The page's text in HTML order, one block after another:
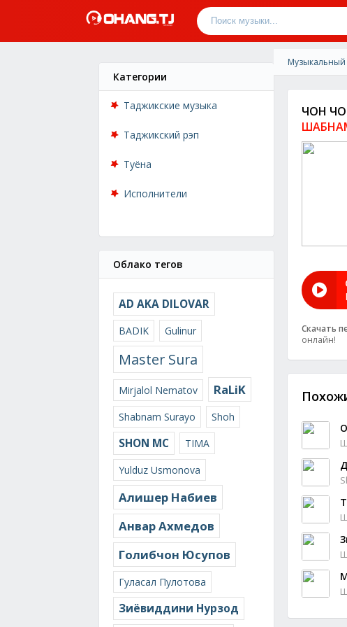
Категории
Таджикские музыка
Таджикский рэп
Туёна
Исполнители
Облако тегов
AD AKA DILOVAR
BADIK Gulinur
Master Sura
Mirjalol Nematov RaLiK
Shabnam Surayo Shoh
SHON MC
TIMA
Yulduz Usmonova
Алишер Набиев
Анвар Ахмедов
Голибчон Юсупов
Гуласал Пулотова
Зиёвиддини Нурзод
Музыкальный
ЧОН
Скачать
онлайн!